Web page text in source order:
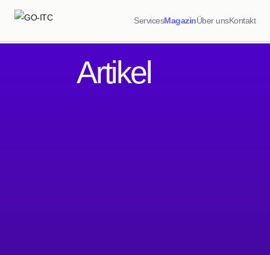
ServicesMagazinÜber unsKontakt
Artikel